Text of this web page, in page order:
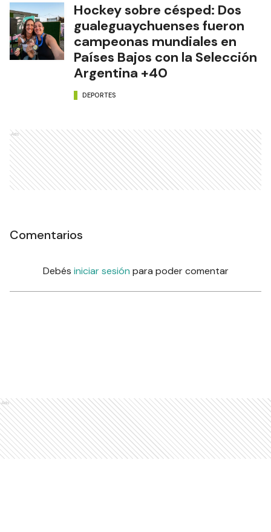
Hockey sobre césped: Dos
gualeguaychuenses fueron
campeonas mundiales en
Países Bajos con la Selección
Argentina +40
DEPORTES
Ads
Comentarios
Debés iniciar sesión para poder comentar
Ads